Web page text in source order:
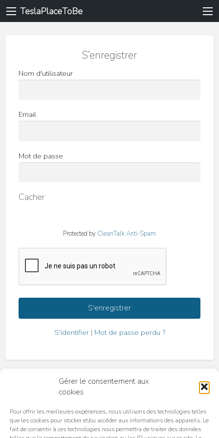
Gérer le consentement aux
cookies
Pour offrir les meilleures expériences, nous utilisons des technologies telles
que les cookies pour stocker et/ou accéder aux informations des appareils. Le
fait de consentir à ces technologies nous permettra de traiter des données
TeslaPlaceToBe
S’enregistrer
Nom d'utilisateur
Email
Mot de passe
Cacher
Protected by CleanTalk Anti-Spam
S'identifier| Mot de passe perdu ?